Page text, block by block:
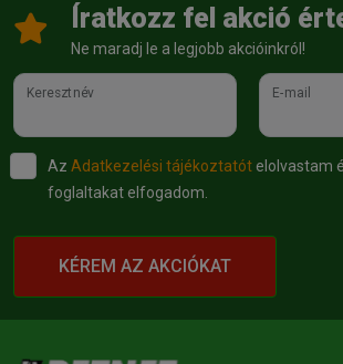
Íratkozz fel akció
Ne maradj le a legjobb akcióinkról!
Keresztnév E-mail
Az Adatkezelési tájékoztatót elolvastam
foglaltakat elfogadom.
KÉREM AZ AKCIÓKAT